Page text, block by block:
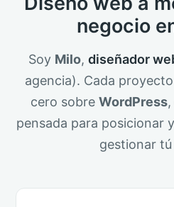
negocio
Soy Milo, diseñador
agencia). Cada
cero sobre WordPress,
pensada para posicionar
gestionar